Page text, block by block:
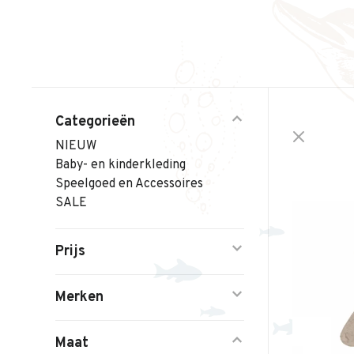
Categorieën
NIEUW
Baby- en kinderkleding
Speelgoed en Accessoires
SALE
Prijs
Merken
Maat